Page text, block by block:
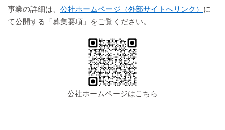
事業の詳細は、 公社ホームページ（外部サイトへリンク） に
て公開する「募集要項」をご覧ください。
公社ホームページはこちら